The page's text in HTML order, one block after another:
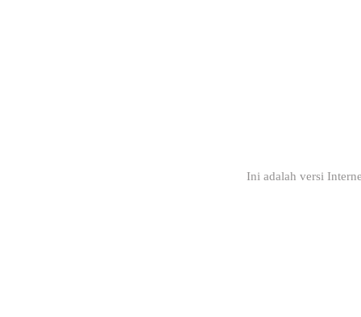
Ini adalah versi